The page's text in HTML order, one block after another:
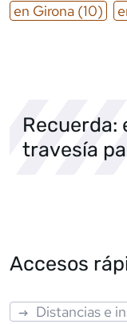
en Girona (10)
Recuerda:
travesía
Accesos
Distancias e